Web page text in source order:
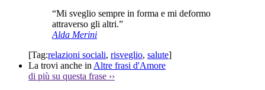
“Mi sveglio sempre in forma e mi deformo
attraverso gli altri.”
Alda Merini
[Tag:relazioni sociali, risveglio, salute]
La trovi anche in Altre frasi d'Amore
di più su questa frase ››